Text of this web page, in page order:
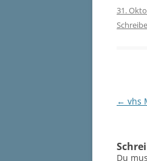
31.
← vhs
Du